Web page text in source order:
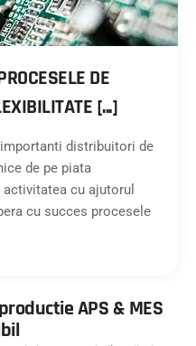
DE
[...]
distribuitori de
de pe piata
cu ajutorul
cu succes procesele
APS & MES